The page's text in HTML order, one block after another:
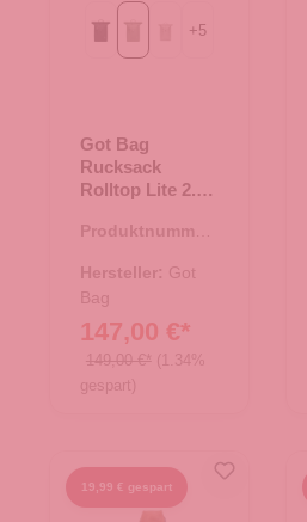
Blackbass clam mono
+5
Got Bag
Rucksack
Rolltop Lite 2.0
Produktnummer:
Hersteller: Got
Bag
147,00 €*
149,00 €* (1.34%
gespart)
19,99 € gespart